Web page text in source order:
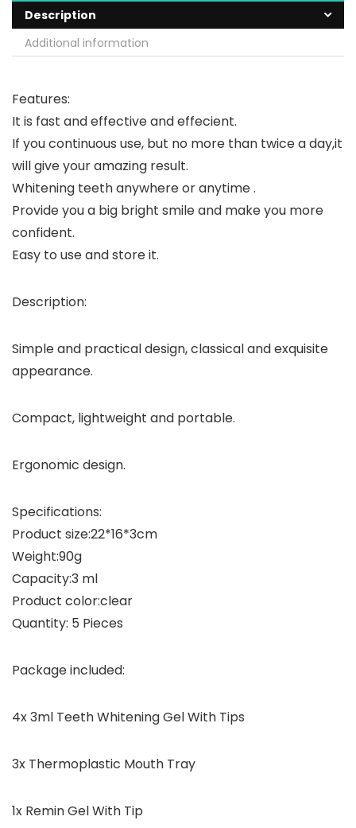
Description
Additional information
Features:
It is fast and effective and effecient.
If you continuous use, but no more than twice a day,it
will give your amazing result.
Whitening teeth anywhere or anytime .
Provide you a big bright smile and make you more
confident.
Easy to use and store it.
Description:
Simple and practical design, classical and exquisite
appearance.
Compact, lightweight and portable.
Ergonomic design.
Specifications:
Product size:22*16*3cm
Weight:90g
Capacity:3 ml
Product color:clear
Quantity: 5 Pieces
Package included:
4x 3ml Teeth Whitening Gel With Tips
3x Thermoplastic Mouth Tray
1x Remin Gel With Tip